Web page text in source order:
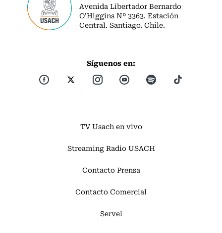
Avenida Libertador Bernardo
O’Higgins Nº 3363. Estación
Central. Santiago. Chile.
Síguenos en:
TV Usach en vivo
Streaming Radio USACH
Contacto Prensa
Contacto Comercial
Servel